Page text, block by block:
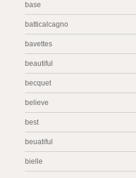
base
batticalcagno
bavettes
beautiful
becquet
believe
best
beuatiful
bielle